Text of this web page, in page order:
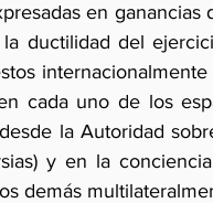
en
ductilidad del
cada uno de los
la Autoridad
y en la
demás